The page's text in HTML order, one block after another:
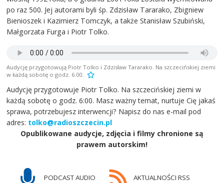
po raz 500. Jej autorami byli śp. Zdzisław Tararako, Zbigniew
Bienioszek i Kazimierz Tomczyk, a także Stanisław Szubiński,
Małgorzata Furga i Piotr Tolko.
Audycję przygotowują Piotr Tolko i Zdzisław Tararako. Na szczecińskiej ziemi
w każdą sobotę o godz. 6.00.
Audycję przygotowuje Piotr Tolko. Na szczecińskiej ziemi w
każdą sobotę o godz. 6:00. Masz ważny temat, nurtuje Cię jakaś
sprawa, potrzebujesz interwencji? Napisz do nas e-mail pod
adres: tolko@radioszczecin.pl
Opublikowane audycje, zdjęcia i filmy chronione są
prawem autorskim!
PODCAST AUDIO AKTUALNOŚCI RSS